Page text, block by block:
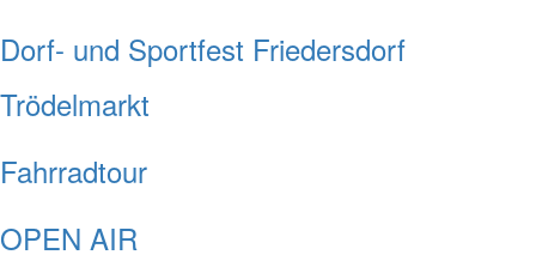
Dorf- und Sportfest Friedersdorf
Trödelmarkt
Fahrradtour
OPEN AIR